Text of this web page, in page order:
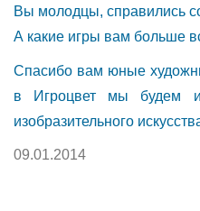
Вы молодцы, справились
А какие игры вам больше
Спасибо вам юные
в Игроцвет мы будем
изобразительного
09.01.2014